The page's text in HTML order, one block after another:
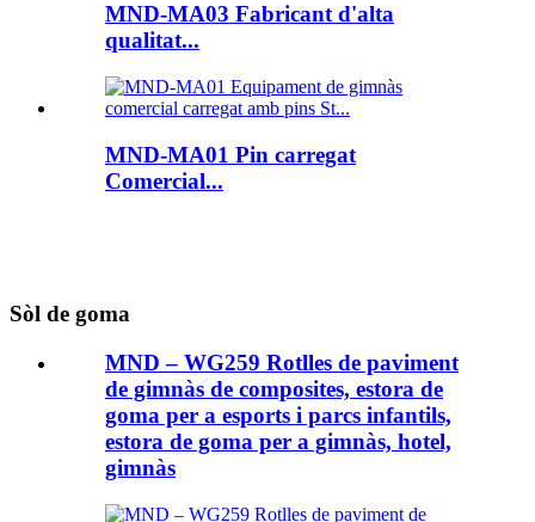
MND-MA03 Fabricant d'alta
qualitat...
MND-MA01 Pin carregat
Comercial...
Sòl de goma
MND – WG259 Rotlles de paviment
de gimnàs de composites, estora de
goma per a esports i parcs infantils,
estora de goma per a gimnàs, hotel,
gimnàs